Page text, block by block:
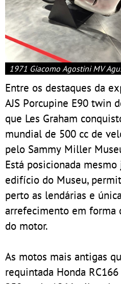
1971 Giacomo Agostini MV
Entre os destaques da
AJS Porcupine E90 twin
que Les Graham
mundial de 500 cc de
pelo Sammy Miller
Está posicionada
edifício do Museu,
perto as lendárias e
arrefecimento em forma
do motor.
As motos mais antigas
requintada Honda